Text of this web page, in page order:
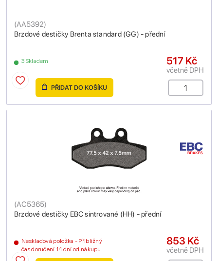
Brzdové destičky Brenta standard (GG) - přední
(AA5392)
3 Skladem 517 Kč
včetně DPH
PŘIDAT DO KOŠÍKU
Brzdové destičky EBC sintrované (HH) - přední
(AC5365)
Neskladová položka - Přibližný
čas doručení 14 dní od nákupu
853 Kč
včetně DPH